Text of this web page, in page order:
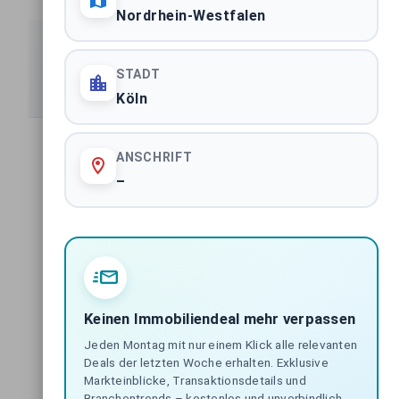
Spezialisierte Marktberichte
Detaillierte Analysen nach Assetklassen und Regionen
Handelsimmobilien Deutschland
BUNDESWEITE ASSETKLASSE
Wohnimmobilien Deutschland
BUNDESWEITE ASSETKLASSE
Mixed-Use Immobilien Deutschland
BUNDESWEITE ASSETKLASSE
Nordrhein-Westfalen
STADT
Köln
ANSCHRIFT
–
Keinen Immobiliendeal mehr verpassen
Jeden Montag mit nur einem Klick alle relevanten
Deals der letzten Woche erhalten. Exklusive
Markteinblicke, Transaktionsdetails und